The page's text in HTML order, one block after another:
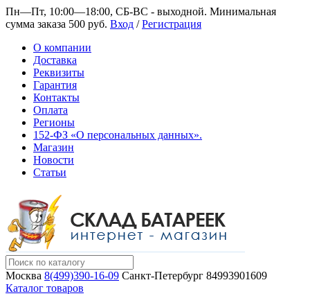
Пн—Пт, 10:00—18:00, СБ-ВС - выходной. Минимальная
сумма заказа 500 руб. Вход /Регистрация
О компании
Доставка
Реквизиты
Гарантия
Контакты
Оплата
Регионы
152-ФЗ «О персональных данных».
Магазин
Новости
Статьи
Москва 8(499)390-16-09 Санкт-Петербург 84993901609
Каталог товаров